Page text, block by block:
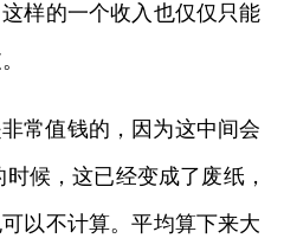
样的一个收入也仅仅只能
常值钱的，因为这中间会
候，这已经变成了废纸，
以不计算。平均算下来大